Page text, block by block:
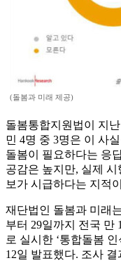
(돌봄과 미래 제공)
돌봄통합지원법이 지
민 4명 중 3명은 이 사
돌봄이 필요하다는 응
공감은 높지만, 실제
보가 시급하다는 지적
재단법인 돌봄과 미래
부터 29일까지 전국 만
로 실시한 ‘통합돌봄
12일 발표했다. 조사